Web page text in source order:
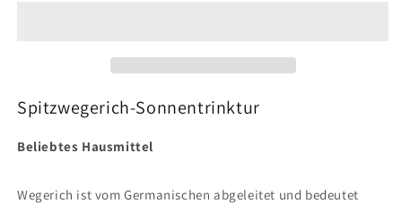
Spitzwegerich-Sonnentrinktur
Beliebtes Hausmittel
Wegerich ist vom Germanischen abgeleitet und bedeutet